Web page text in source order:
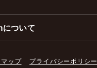
ついて
ップ プライバシーポリシー